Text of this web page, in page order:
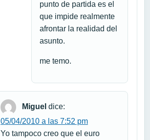
punto de partida es el
que impide realmente
afrontar la realidad del
asunto.
me temo.
Miguel dice:
05/04/2010 a las 7:52 pm
Yo tampoco creo que el euro